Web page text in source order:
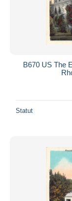
B670 US The
Statut